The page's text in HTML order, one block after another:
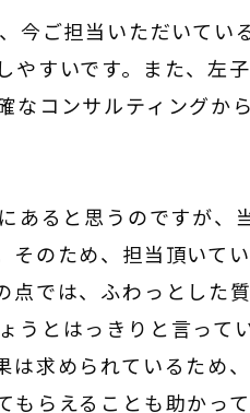
今ご担当いただいてい
すいです。また、左
なコンサルティングか
あると思うのですが、
そのため、担当頂いて
では、ふわっとした
うとはっきりと言って
求められているため
らえることも助かって